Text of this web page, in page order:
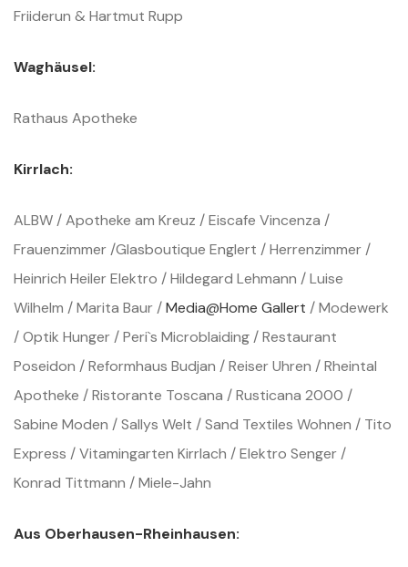
Friiderun & Hartmut Rupp
Waghäusel:
Rathaus Apotheke
Kirrlach:
ALBW / Apotheke am Kreuz / Eiscafe Vincenza /
Frauenzimmer /Glasboutique Englert / Herrenzimmer /
Heinrich Heiler Elektro / Hildegard Lehmann / Luise
Wilhelm / Marita Baur /Media@Home Gallert / Modewerk
/ Optik Hunger / Peri`s Microblaiding / Restaurant
Poseidon / Reformhaus Budjan / Reiser Uhren / Rheintal
Apotheke / Ristorante Toscana / Rusticana 2000 /
Sabine Moden / Sallys Welt / Sand Textiles Wohnen / Tito
Express / Vitamingarten Kirrlach / Elektro Senger /
Konrad Tittmann / Miele-Jahn
Aus Oberhausen-Rheinhausen: